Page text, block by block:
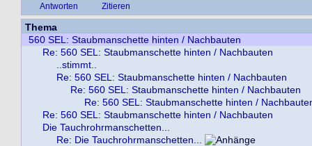
Antworten Zitieren
Thema
560 SEL: Staubmanschette hinten / Nachbauten
Re: 560 SEL: Staubmanschette hinten / Nachbauten
..stimmt..
Re: 560 SEL: Staubmanschette hinten / Nachbauten
Re: 560 SEL: Staubmanschette hinten / Nachbauten
Re: 560 SEL: Staubmanschette hinten /
Re: 560 SEL: Staubmanschette hinten / Nachbauten
Die Tauchrohrmanschetten...
Re: Die Tauchrohrmanschetten...